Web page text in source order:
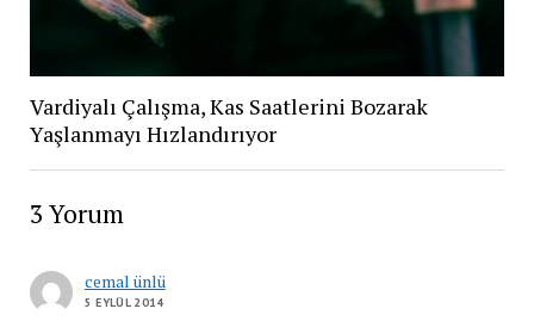
Vardiyalı Çalışma, Kas Saatlerini Bozarak
Yaşlanmayı Hızlandırıyor
3 Yorum
cemal ünlü
5 EYLÜL 2014